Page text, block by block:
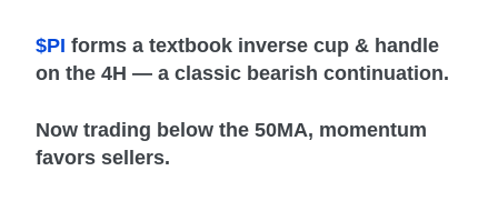
$PI forms a textbook inverse cup & handle
on the 4H — a classic bearish continuation.
Now trading below the 50MA, momentum
favors sellers.